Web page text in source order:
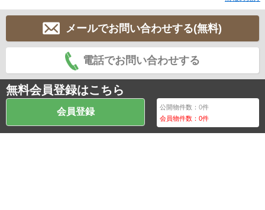
メールでお問い合わせする(無料)
電話でお問い合わせする
無料会員登録はこちら
会員登録 公開物件数：0件
会員物件数：0件